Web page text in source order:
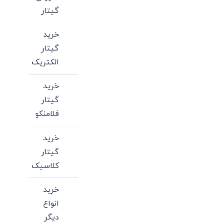
گیتار
خرید
گیتار
الکتریک
خرید
گیتار
فلامنکو
خرید
گیتار
کلاسیک
خرید
انواع
دیگر